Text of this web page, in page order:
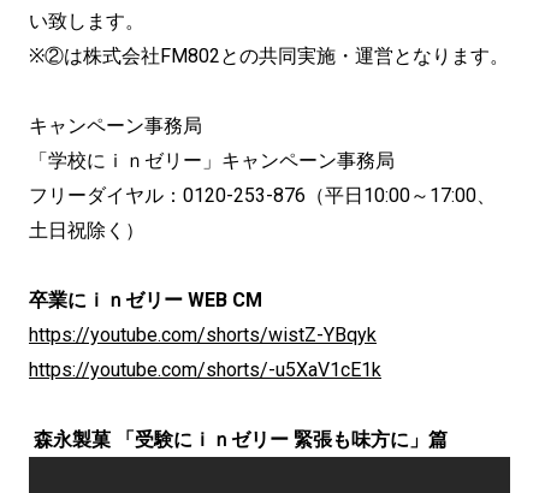
い致します。
※②は株式会社FM802との共同実施・運営となります。
キャンペーン事務局
「学校にｉｎゼリー」キャンペーン事務局
フリーダイヤル：0120-253-876（平日10:00～17:00、
土日祝除く）
卒業にｉｎゼリー WEB CM
https://youtube.com/shorts/wistZ-YBqyk
https://youtube.com/shorts/-u5XaV1cE1k
森永製菓 「受験にｉｎゼリー 緊張も味方に」篇